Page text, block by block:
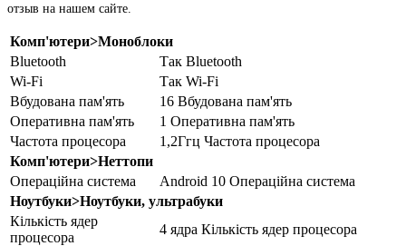
отзыв на нашем сайте.
Комп'ютери>Моноблоки
Bluetooth
Так Bluetooth
Wi-Fi
Так Wi-Fi
Вбудована пам'ять
16 Вбудована пам'ять
Оперативна пам'ять
1 Оперативна пам'ять
Частота процесора
1,2Ггц Частота процесора
Комп'ютери>Неттопи
Операційна система
Android 10 Операційна система
Ноутбуки>Ноутбуки, ультрабуки
Кількість ядер
процесора
4 ядра Кількість ядер процесора